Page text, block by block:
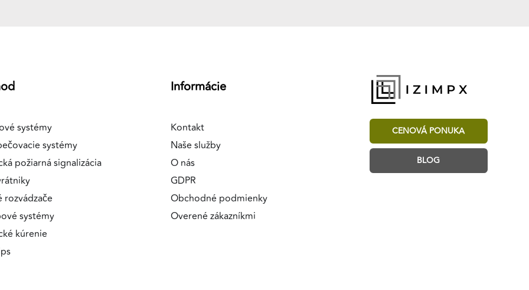
systémy
systémy
požiarná signalizácia
rozvádzače
systémy
kúrenie
Informácie
Kontakt
Naše služby
O nás
GDPR
Obchodné podmienky
Overené zákazníkmi
CENOVÁ PONUKA
BLOG